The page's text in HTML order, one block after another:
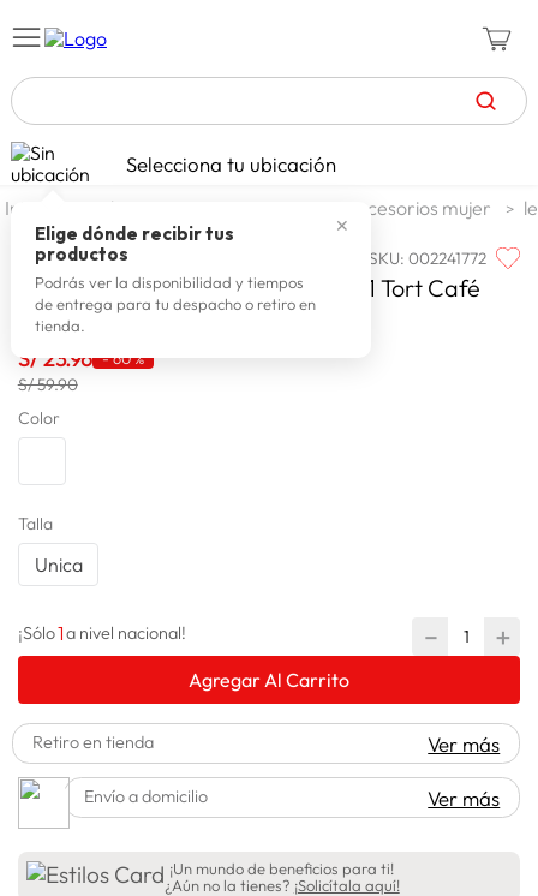
TÉRMINOS MÁS BUSCADOS
1. celulares
2. zapatillas mujer
3. zapatillas hombre
4. moda
5 . zapatillas
tv
7.
8.
9.
10. spiderman
Selecciona tu ubicación
✕
Elige dónde recibir tus
productos
Podrás ver la disponibilidad y tiempos
de entrega para tu despacho o retiro en
tienda.
moda y accesorios accesorios mujer
LAX FASHION SKU:002241772
Lentes De Sol Lax Casual Lfvl 1801 Tort Café
S/ 23.96 -60 %
S/ 59.90
Color
Talla
Unica
¡Sólo1a nivel nacional! ＋
－
Agregar Al Carrito
Retiro en tienda Ver más
Envío a domicilio Ver más
¡Un mundo de beneficios para ti!
¿Aún no la tienes? ¡Solicítala aquí!